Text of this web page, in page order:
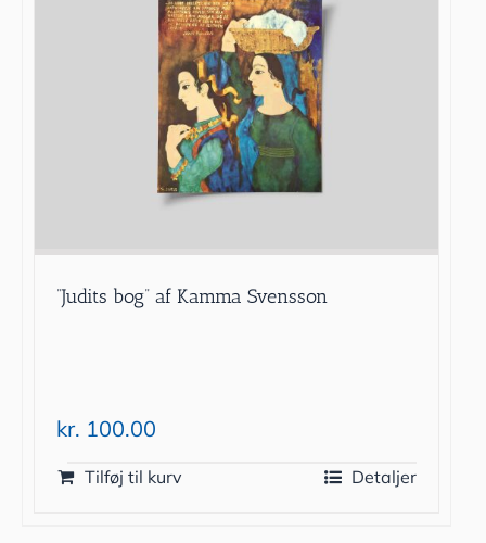
”Judits bog” af Kamma Svensson
kr. 100.00
Tilføj til kurv Detaljer